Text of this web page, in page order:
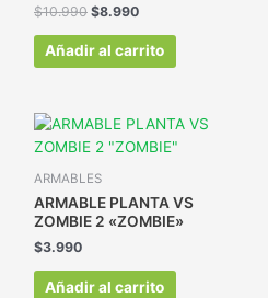
$10.990 $8.990
Añadir al carrito
ARMABLES
ARMABLE PLANTA VS
ZOMBIE 2 «ZOMBIE»
$3.990
Añadir al carrito